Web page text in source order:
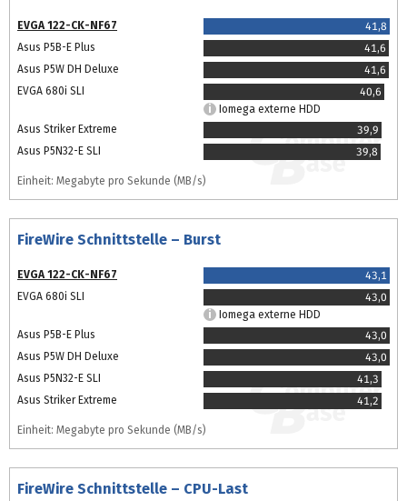
EVGA 122-CK-NF67
41,8
Asus P5B-E Plus
41,6
Asus P5W DH Deluxe
41,6
EVGA 680i SLI
40,6
Iomega externe HDD
Asus Striker Extreme
39,9
Asus P5N32-E SLI
39,8
Einheit: Megabyte pro Sekunde (MB/s)
FireWire Schnittstelle – Burst
EVGA 122-CK-NF67
43,1
EVGA 680i SLI
43,0
Iomega externe HDD
Asus P5B-E Plus
43,0
Asus P5W DH Deluxe
43,0
Asus P5N32-E SLI
41,3
Asus Striker Extreme
41,2
Einheit: Megabyte pro Sekunde (MB/s)
FireWire Schnittstelle – CPU-Last